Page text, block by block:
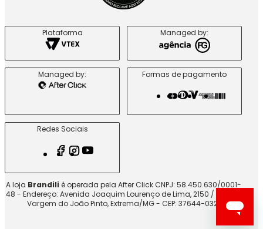
Plataforma Managed by:
Managed by: Formas de pagamento
Redes Sociais
A loja Brandili é operada pela After Click CNPJ: 58.450.630/0001-
48 - Endereço: Avenida Joaquim Lourenço de Lima, 2150 / G5-A -
Vargem do João Pinto, Extrema/MG - CEP: 37644-032.